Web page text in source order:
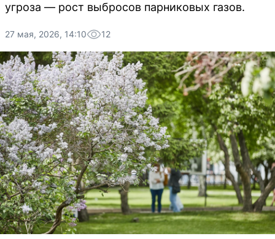
угроза — рост выбросов парниковых газов.
27 мая, 2026, 14:10 12